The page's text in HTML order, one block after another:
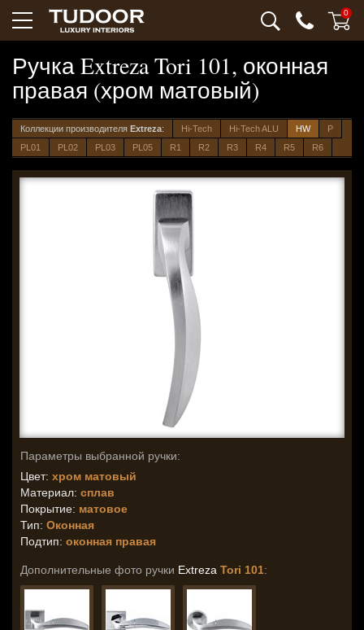
0
Ручка Extreza Tori 101, оконная
правая (хром матовый)
Коллекции производителя Extreza: Hi-Tech Hi-Tech ALU HW
P
PL01
PL02 PL03 PL05 R1 R2 R3 R4 R5 R6
Параметры выбранной ручки:
Цвет: хром матовый
Материал: сплав
Покрытие: матовое
Тип: Оконная
Подтип: оконная правая
Дополнительные фото ручки Extreza Tori 101: